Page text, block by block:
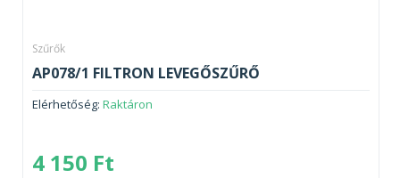
Szűrők
AP078/1 FILTRON LEVEGŐSZŰRŐ
Elérhetőség: Raktáron
4 150 Ft